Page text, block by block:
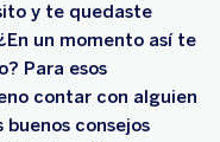
y te quedaste
un momento así te
Para esos
contar con alguien
buenos consejos